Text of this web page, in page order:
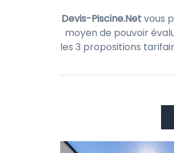
Devis-Piscine.Netvous
moyen de pouvoir
les 3 propositions